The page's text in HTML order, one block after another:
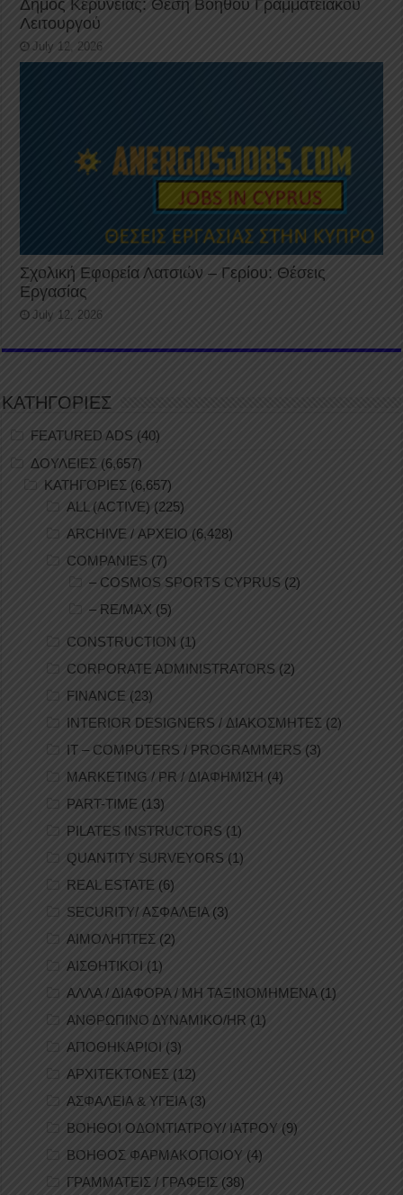
Δήμος Κερύνειας: Θέση Βοηθού Γραμματειακού
Λειτουργού
July 12, 2026
Σχολική Εφορεία Λατσιών – Γερίου: Θέσεις
Εργασίας
July 12, 2026
ΚΑΤΗΓΟΡΙΕΣ
FEATURED ADS (40)
ΔΟΥΛΕΙΕΣ (6,657)
ΚΑΤΗΓΟΡΙΕΣ (6,657)
ALL (ACTIVE) (225)
ARCHIVE / ΑΡΧΕΙΟ (6,428)
COMPANIES (7)
– COSMOS SPORTS CYPRUS (2)
– RE/MAX (5)
CONSTRUCTION (1)
CORPORATE ADMINISTRATORS (2)
FINANCE (23)
INTERIOR DESIGNERS / ΔΙΑΚΟΣΜΗΤΕΣ (2)
IT – COMPUTERS / PROGRAMMERS (3)
MARKETING / PR / ΔΙΑΦΗΜΙΣΗ (4)
PART-TIME (13)
PILATES INSTRUCTORS (1)
QUANTITY SURVEYORS (1)
REAL ESTATE (6)
SECURITY/ ΑΣΦΑΛΕΙΑ(3)
ΑΙΜΟΛΗΠΤΕΣ (2)
ΑΙΣΘΗΤΙΚΟΙ (1)
ΑΛΛΑ / ΔΙΑΦΟΡΑ / ΜΗ ΤΑΞΙΝΟΜΗΜΕΝΑ(1)
ΑΝΘΡΩΠΙΝΟ ΔΥΝΑΜΙΚΟ/HR (1)
ΑΠΟΘΗΚΑΡΙΟΙ (3)
ΑΡΧΙΤΕΚΤΟΝΕΣ (12)
ΑΣΦΑΛΕΙΑ & ΥΓΕΙΑ(3)
ΒΟΗΘΟΙ ΟΔΟΝΤΙΑΤΡΟΥ/ ΙΑΤΡΟΥ (9)
ΒΟΗΘΟΣ ΦΑΡΜΑΚΟΠΟΙΟΥ (4)
ΓΡΑΜΜΑΤΕΙΣ / ΓΡΑΦΕΙΣ (38)